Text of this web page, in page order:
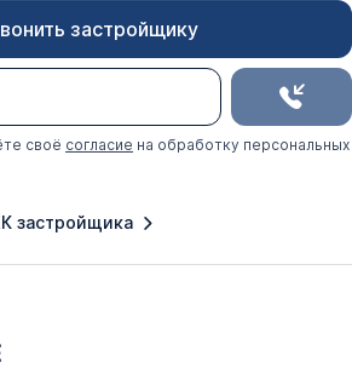
застройщику
своё согласие на обработку персональных
застройщика